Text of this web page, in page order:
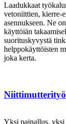
Laadukkaat
vetoniittien, kierre-
asennukseen. Ne
käyttöiän
suorituskyvystä
helppokäyttöisten
joka kerta.
Yksi painallus, yksi